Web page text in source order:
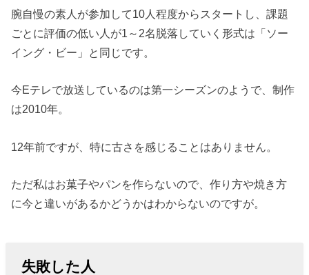
腕自慢の素人が参加して10人程度からスタートし、課題
ごとに評価の低い人が1～2名脱落していく形式は「ソー
イング・ビー」と同じです。
今Eテレで放送しているのは第一シーズンのようで、制作
は2010年。
12年前ですが、特に古さを感じることはありません。
ただ私はお菓子やパンを作らないので、作り方や焼き方
に今と違いがあるかどうかはわからないのですが。
失敗した人